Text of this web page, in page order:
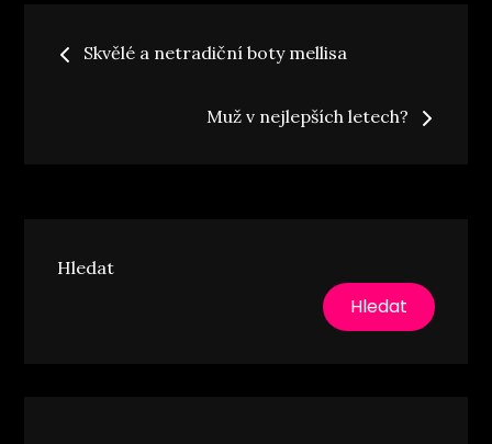
Navigace
Skvělé a netradiční boty mellisa
Muž v nejlepších letech?
Hledat
Hledat